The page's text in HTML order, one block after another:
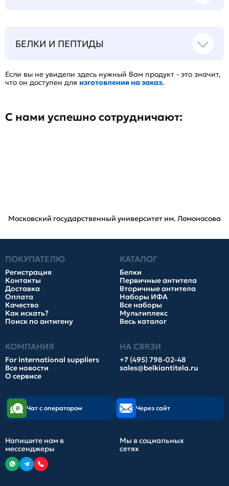
БЕЛКИ И ПЕПТИДЫ
Если вы не увидели здесь нужный Вам продукт - это значит,
что он доступен для изготовления на заказ.
С нами успешно сотрудничают:
Московский государственный университет им. Ломоносова
ПОКУПАТЕЛЮ
Регистрация
Контакты
Доставка
Оплата
Качество
Как искать?
Поиск по антигену
КАТАЛОГ
Белки
Первичные антитела
Вторичные антитела
Наборы ИФА
Все наборы
Мультиплекс
Весь каталог
КОМПАНИЯ
For international suppliers
Все новости
О сервисе
НА СВЯЗИ
+7 (495) 798-02-48
sales@belkiantitela.ru
Чат с оператором Через сайт
Напишите нам в
мессенджеры
Мы в социальных
сетях